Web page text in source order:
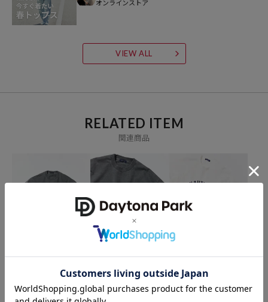
オンラインストア
VIEW ALL
RELATED ITEM
関連商品
ントダイ アーチロゴ ショ
5,848 円 35%OFF
ントダイ ヒドゥンロゴ シ
ョートスリーブ ポケット
Tシャツ
5,997 円 25%OFF
トパッチ アーチロゴ ショ
ートスリーブTシャツ
5,997 円 25%OFF